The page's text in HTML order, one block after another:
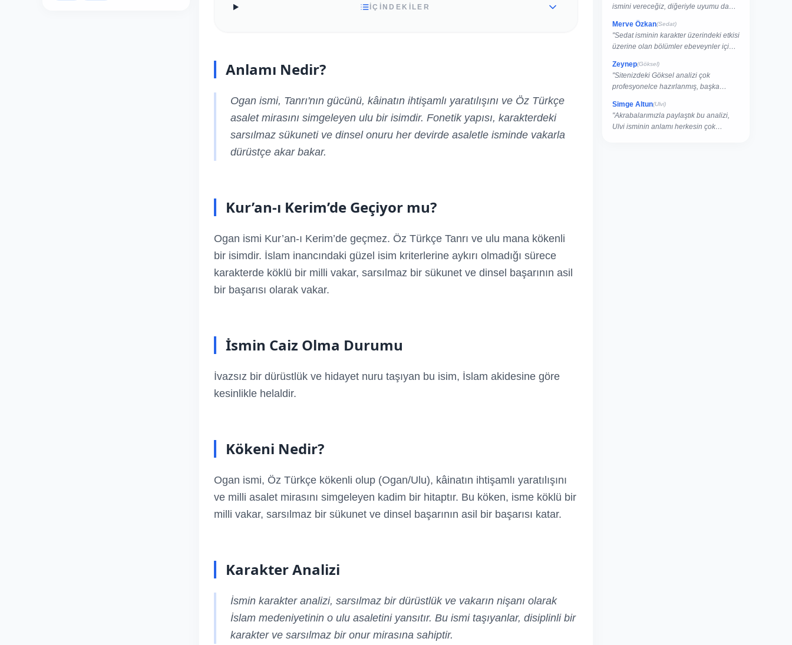
İÇİNDEKİLER
Anlamı Nedir?
Ogan ismi, Tanrı'nın gücünü, kâinatın ihtişamlı yaratılışını ve Öz Türkçe
asalet mirasını simgeleyen ulu bir isimdir. Fonetik yapısı, karakterdeki
sarsılmaz sükuneti ve dinsel onuru her devirde asaletle isminde vakarla
dürüstçe akar bakar.
Kur’an-ı Kerim’de Geçiyor mu?
Ogan ismi Kur’an-ı Kerim’de geçmez. Öz Türkçe Tanrı ve ulu mana kökenli
bir isimdir. İslam inancındaki güzel isim kriterlerine aykırı olmadığı sürece
karakterde köklü bir milli vakar, sarsılmaz bir sükunet ve dinsel başarının asil
bir başarısı olarak vakar.
İsmin Caiz Olma Durumu
İvazsız bir dürüstlük ve hidayet nuru taşıyan bu isim, İslam akidesine göre
kesinlikle helaldir.
Kökeni Nedir?
Ogan ismi, Öz Türkçe kökenli olup (Ogan/Ulu), kâinatın ihtişamlı yaratılışını
ve milli asalet mirasını simgeleyen kadim bir hitaptır. Bu köken, isme köklü bir
milli vakar, sarsılmaz bir sükunet ve dinsel başarının asil bir başarısı katar.
Karakter Analizi
İsmin karakter analizi, sarsılmaz bir dürüstlük ve vakarın nişanı olarak
İslam medeniyetinin o ulu asaletini yansıtır. Bu ismi taşıyanlar, disiplinli bir
karakter ve sarsılmaz bir onur mirasına sahiptir.
ismini vereceğiz, diğeriyle uyumu da
Merve Özkan(Sedat)
"Sedat isminin karakter üzerindeki etkisi
üzerine olan bölümler ebeveynler için
Zeynep(Göksel)
"Sitenizdeki Göksel analizi çok
profesyonelce hazırlanmış, başka
Simge Altun(Ulvi)
"Akrabalarımızla paylaştık bu analizi,
Ulvi isminin anlamı herkesin çok